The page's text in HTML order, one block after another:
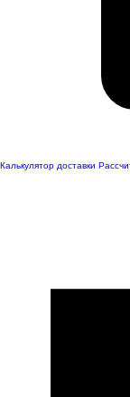
Калькулятор доставки